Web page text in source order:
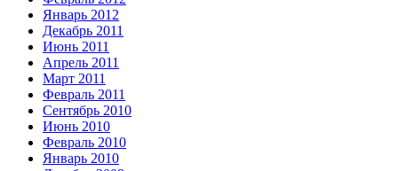
Январь 2012
Декабрь 2011
Июнь 2011
Апрель 2011
Март 2011
Февраль 2011
Сентябрь 2010
Июнь 2010
Февраль 2010
Январь 2010